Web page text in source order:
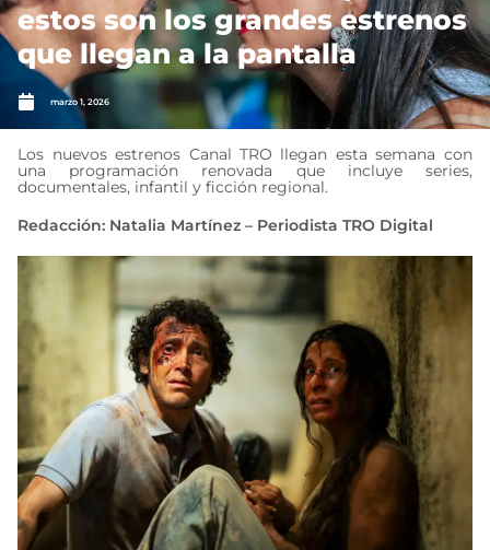
estos son los grandes estrenos
que llegan a la pantalla
marzo 1, 2026
Los nuevos estrenos Canal TRO llegan esta semana con
una programación renovada que incluye series,
documentales, infantil y ficción regional.
Redacción: Natalia Martínez – Periodista TRO Digital